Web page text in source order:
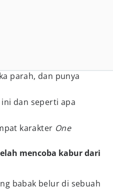
parah, dan punya
dan seperti apa
karakter One
mencoba kabur dari
babak belur di sebuah